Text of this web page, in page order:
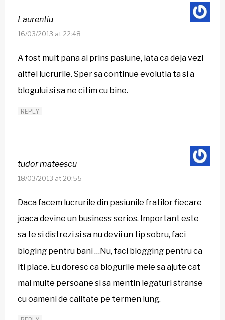
Laurentiu
16/03/2013 at 22:48
A fost mult pana ai prins pasiune, iata ca deja vezi
altfel lucrurile. Sper sa continue evolutia ta si a
blogului si sa ne citim cu bine.
REPLY
tudor mateescu
18/03/2013 at 20:55
Daca facem lucrurile din pasiunile fratilor fiecare
joaca devine un business serios. Important este
sa te si distrezi si sa nu devii un tip sobru, faci
bloging pentru bani …Nu, faci blogging pentru ca
iti place. Eu doresc ca blogurile mele sa ajute cat
mai multe persoane si sa mentin legaturi stranse
cu oameni de calitate pe termen lung.